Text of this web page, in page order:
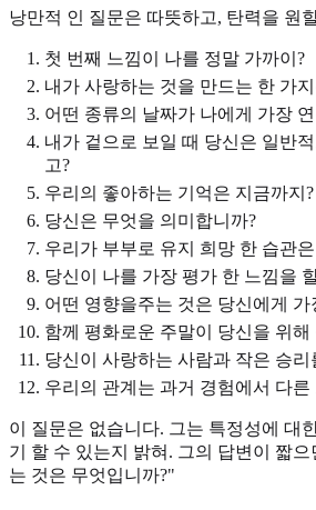
낭만적 인 질문은 따뜻하고, 탄력을 원
첫 번째 느낌이 나를 정말 가까이?
내가 사랑하는 것을 만드는 한 가
어떤 종류의 날짜가 나에게 가장
내가 겉으로 보일 때 당신은 일반
고?
우리의 좋아하는 기억은 지금까지?
당신은 무엇을 의미합니까?
우리가 부부로 유지 희망 한 습관
당신이 나를 가장 평가 한 느낌을
어떤 영향을주는 것은 당신에게
함께 평화로운 주말이 당신을 위해
당신이 사랑하는 사람과 작은 승
우리의 관계는 과거 경험에서 다른
이 질문은 없습니다. 그는 특정성에 대
기 할 수 있는지 밝혀. 그의 답변이 짧으
는 것은 무엇입니까?"